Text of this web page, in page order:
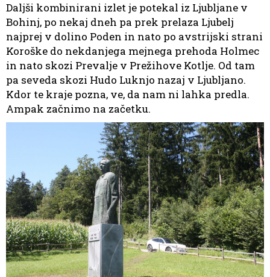
Daljši kombinirani izlet je potekal iz Ljubljane v
Bohinj, po nekaj dneh pa prek prelaza Ljubelj
najprej v dolino Poden in nato po avstrijski strani
Koroške do nekdanjega mejnega prehoda Holmec
in nato skozi Prevalje v Prežihove Kotlje. Od tam
pa seveda skozi Hudo Luknjo nazaj v Ljubljano.
Kdor te kraje pozna, ve, da nam ni lahka predla.
Ampak začnimo na začetku.